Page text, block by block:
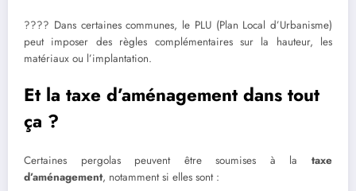
???? Dans certaines communes, le PLU (Plan Local d’Urbanisme)
peut imposer des règles complémentaires sur la hauteur, les
matériaux ou l’implantation.
Et la taxe d’aménagement dans tout
ça ?
Certaines pergolas peuvent être soumises à la taxe
d’aménagement, notamment si elles sont :